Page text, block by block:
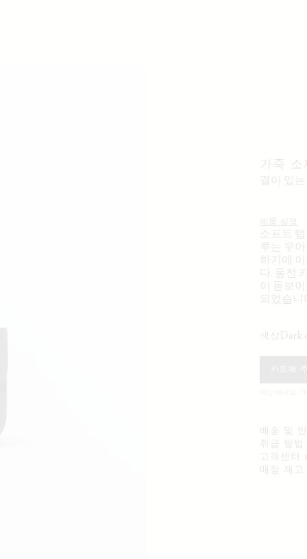
가죽 소
결이 있
소프트
루는 우
하기에
다. 동전
이 돋보
되었습니
색상
취급 방법
매장 재고